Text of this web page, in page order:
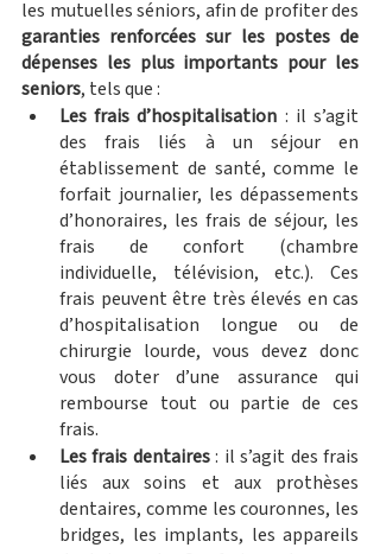
garanties renforcées sur les postes de
dépenses les plus importants pour les
seniors, tels que :
Les frais d’hospitalisation : il s’agit
des frais liés à un séjour en
établissement de santé, comme le
forfait journalier, les dépassements
d’honoraires, les frais de séjour, les
frais de confort (chambre
individuelle, télévision, etc.). Ces
frais peuvent être très élevés en cas
d’hospitalisation longue ou de
chirurgie lourde, vous devez donc
vous doter d’une assurance qui
rembourse tout ou partie de ces
frais.
Les frais dentaires : il s’agit des frais
liés aux soins et aux prothèses
dentaires, comme les couronnes, les
bridges, les implants, les appareils